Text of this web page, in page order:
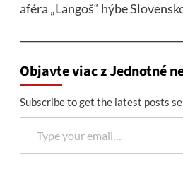
aféra „Langoš“ hýbe
Objavte viac z Jednotné
Subscribe to get the latest posts
Type your email…